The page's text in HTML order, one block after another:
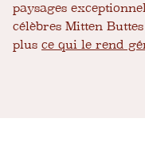
paysages
célèbres Mitten
plus ce qui le rend